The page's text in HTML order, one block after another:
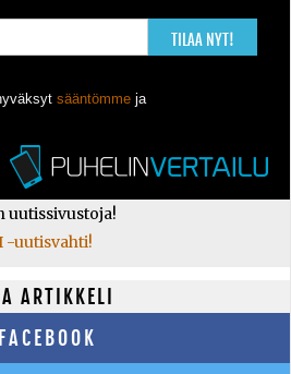
TILAA NYT!
sääntömme ja
uutissivustoja!
-uutisvahti!
ARTIKKELI
FACEBOOK